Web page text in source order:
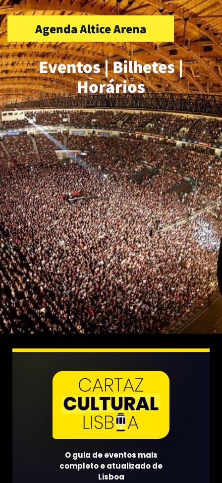
Agenda Altice Arena
Eventos | Bilhetes |
Horários
O guia de eventos mais
completo e atualizado de
Lisboa